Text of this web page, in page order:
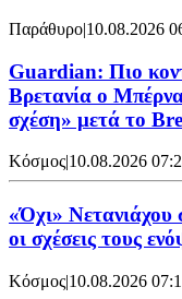
Παράθυρο|10.08.2026
Guardian: Πιο
Βρετανία ο
σχέση» μετά το
Κόσμος|10.08.2026
«Όχι»
οι σχέσεις τους
Κόσμος|10.08.2026